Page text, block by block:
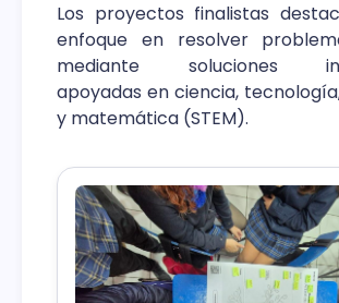
Los proyectos finalistas
enfoque en resolver
mediante soluciones
apoyadas en ciencia,
y matemática (STEM).